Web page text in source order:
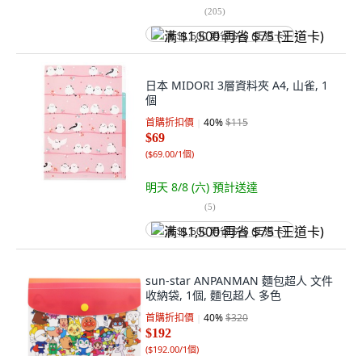
(205)
满 $1,500 再省 $75 (王道卡)
日本 MIDORI 3層資料夾 A4, 山雀, 1
個
首購折扣價 40%$115
$69
($69.00/1個)
明天 8/8 (六) 預計送達
(5)
满 $1,500 再省 $75 (王道卡)
sun-star ANPANMAN 麵包超人 文件
收納袋, 1個, 麵包超人 多色
首購折扣價 40%$320
$192
($192.00/1個)